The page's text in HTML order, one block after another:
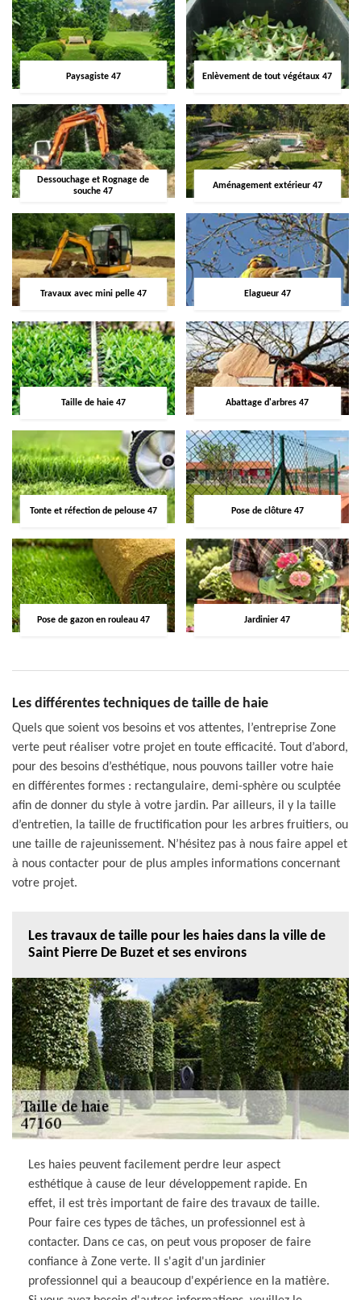
Paysagiste 47 Enlèvement de tout végétaux 47
Dessouchage et Rognage de
souche 47
Aménagement extérieur 47
Travaux avec mini pelle 47 Elagueur 47
Taille de haie 47 Abattage d'arbres 47
Tonte et réfection de pelouse 47 Pose de clôture 47
Pose de gazon en rouleau 47 Jardinier 47
Les différentes techniques de taille de haie
Quels que soient vos besoins et vos attentes, l’entreprise Zone
verte peut réaliser votre projet en toute efficacité. Tout d’abord,
pour des besoins d’esthétique, nous pouvons tailler votre haie
en différentes formes : rectangulaire, demi-sphère ou sculptée
afin de donner du style à votre jardin. Par ailleurs, il y la taille
d’entretien, la taille de fructification pour les arbres fruitiers, ou
une taille de rajeunissement. N’hésitez pas à nous faire appel et
à nous contacter pour de plus amples informations concernant
votre projet.
Les travaux de taille pour les haies dans la ville de
Saint Pierre De Buzet et ses environs
Les haies peuvent facilement perdre leur aspect
esthétique à cause de leur développement rapide. En
effet, il est très important de faire des travaux de taille.
Pour faire ces types de tâches, un professionnel est à
contacter. Dans ce cas, on peut vous proposer de faire
confiance à Zone verte. Il s'agit d'un jardinier
professionnel qui a beaucoup d'expérience en la matière.